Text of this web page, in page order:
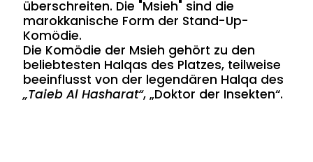
überschreiten. Die "Msieh" sind die
marokkanische Form der Stand-Up-
Komödie.
Die Komödie der Msieh gehört zu den
beliebtesten Halqas des Platzes, teilweise
beeinflusst von der legendären Halqa des
„Taieb Al Hasharat“, „Doktor der Insekten“.